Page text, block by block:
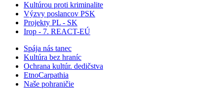
Kultúrou proti kriminalite
Výzvy poslancov PSK
Projekty PL - SK
Irop - 7. REACT-EÚ
Spája nás tanec
Kultúra bez hraníc
Ochrana kultúr. dedičstva
EtnoCarpathia
Naše pohraničie